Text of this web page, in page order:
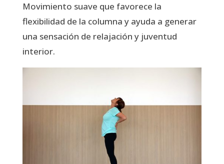
Movimiento suave que favorece la
flexibilidad de la columna y ayuda a generar
una sensación de relajación y juventud
interior.